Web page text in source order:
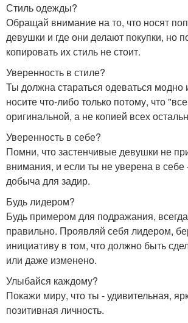
Стиль одежды?
Обращай внимание на то, что носят
девушки и где они делают покупки, но
копировать их стиль не стоит.
Уверенность в стиле?
Ты должна стараться одеваться модно
носите что-либо только потому, что
оригинальной, а не копией всех
Уверенность в себе?
Помни, что застенчивые девушки не
внимания, и если ты не уверена в себе
добыча для задир.
Будь лидером?
Будь примером для подражания,
правильно. Проявляй себя лидером,
инициативу в том, что должно быть
или даже изменено.
Улыбайся каждому?
Покажи миру, что ты - удивительная,
позитивная личность.